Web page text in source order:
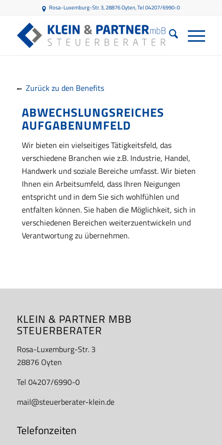
Rosa-Luxemburg-Str. 3, 28876 Oyten, Tel 04207/6990-0
Zurück zu den Benefits
ABWECHSLUNGSREICHES
AUFGABENUMFELD
Wir bieten ein vielseitiges Tätigkeitsfeld, das
verschiedene Branchen wie z.B. Industrie, Handel,
Handwerk und soziale Bereiche umfasst. Wir bieten
Ihnen ein Arbeitsumfeld, dass Ihren Neigungen
entspricht und in dem Sie sich wohlfühlen und
entfalten können. Sie haben die Möglichkeit, sich in
verschiedenen Bereichen weiterzuentwickeln und
Verantwortung zu übernehmen.
KLEIN & PARTNER MBB
STEUERBERATER
Rosa-Luxemburg-Str. 3
28876 Oyten
Tel 04207/6990-0
mail@steuerberater-klein.de
Telefonzeiten